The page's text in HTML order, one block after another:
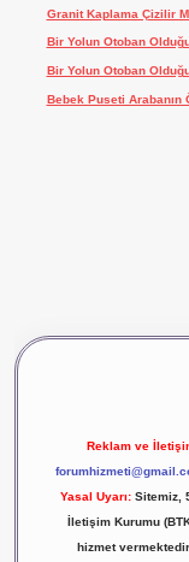
Granit Kaplama Çizilir
Bir Yolun Otoban
Bir Yolun Otoban
Bebek Puseti Arabanın
Reklam ve
Yasal Uyarı: Sitemiz,
İletişim Kurumu
hizmet